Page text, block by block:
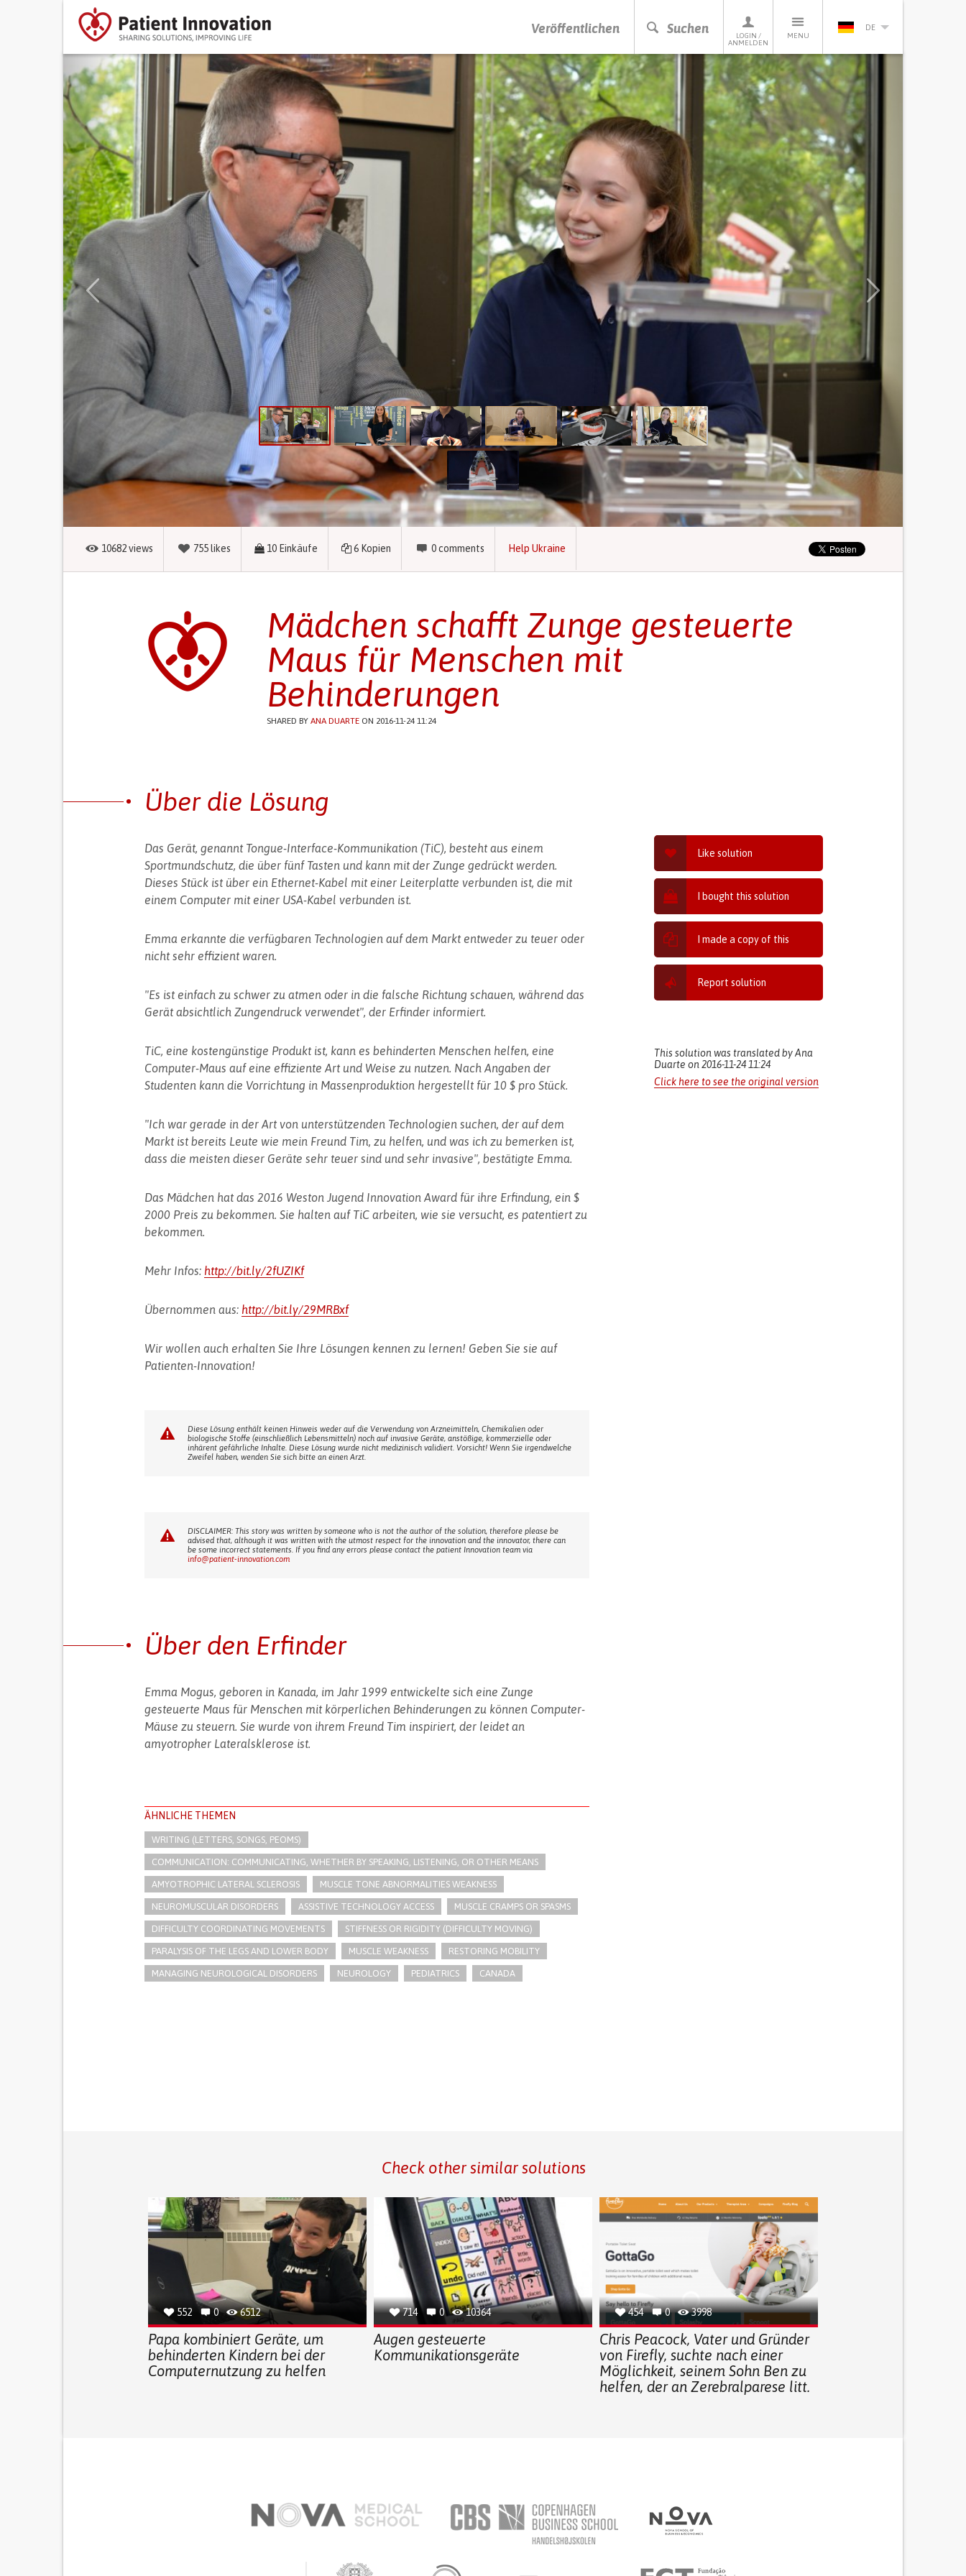
Veröffentlichen Suchen
LOGIN /
ANMELDEN
MENU
DE
DRÜCKEN SIE AUF ENTER UM DIE SUCHE ZU STARTEN
Previous
10682views 755 likes 10 Einkäufe 6 Kopien 0comments Help Ukraine
Mädchen schafft Zunge gesteuerte
Maus für Menschen mit
Behinderungen
SHARED BY ANA DUARTEON 2016-11-24 11:24
Like solution
I bought this solution
I made a copy of this
Report solution
This solution was translated by Ana
Duarte on 2016-11-24 11:24
Click here to see the original version
Über die Lösung
Das Gerät, genannt Tongue-Interface-Kommunikation (TiC), besteht aus einem
Sportmundschutz, die über fünf Tasten und kann mit der Zunge gedrückt werden.
Dieses Stück ist über ein Ethernet-Kabel mit einer Leiterplatte verbunden ist, die mit
einem Computer mit einer USA-Kabel verbunden ist.
Emma erkannte die verfügbaren Technologien auf dem Markt entweder zu teuer oder
nicht sehr effizient waren.
"Es ist einfach zu schwer zu atmen oder in die falsche Richtung schauen, während das
Gerät absichtlich Zungendruck verwendet", der Erfinder informiert.
TiC, eine kostengünstige Produkt ist, kann es behinderten Menschen helfen, eine
Computer-Maus auf eine effiziente Art und Weise zu nutzen. Nach Angaben der
Studenten kann die Vorrichtung in Massenproduktion hergestellt für 10 $ pro Stück.
"Ich war gerade in der Art von unterstützenden Technologien suchen, der auf dem
Markt ist bereits Leute wie mein Freund Tim, zu helfen, und was ich zu bemerken ist,
dass die meisten dieser Geräte sehr teuer sind und sehr invasive", bestätigte Emma.
Das Mädchen hat das 2016 Weston Jugend Innovation Award für ihre Erfindung, ein $
2000 Preis zu bekommen. Sie halten auf TiC arbeiten, wie sie versucht, es patentiert zu
bekommen.
Mehr Infos: http://bit.ly/2fUZIKf
Übernommen aus: http://bit.ly/29MRBxf
Wir wollen auch erhalten Sie Ihre Lösungen kennen zu lernen! Geben Sie sie auf
Patienten-Innovation!
Diese Lösung enthält keinen Hinweis weder auf die Verwendung von Arzneimitteln, Chemikalien oder
biologische Stoffe (einschließlich Lebensmitteln) noch auf invasive Geräte, anstößige, kommerzielle oder
inhärent gefährliche Inhalte. Diese Lösung wurde nicht medizinisch validiert. Vorsicht! Wenn Sie irgendwelche
Zweifel haben, wenden Sie sich bitte an einen Arzt.
DISCLAIMER: This story was written by someone who is not the author of the solution, therefore please be
advised that, although it was written with the utmost respect for the innovation and the innovator, there can
be some incorrect statements. If you find any errors please contact the patient Innovation team via
info@patient-innovation.com
Über den Erfinder
Emma Mogus, geboren in Kanada, im Jahr 1999 entwickelte sich eine Zunge
gesteuerte Maus für Menschen mit körperlichen Behinderungen zu können Computer-
Mäuse zu steuern. Sie wurde von ihrem Freund Tim inspiriert, der leidet an
amyotropher Lateralsklerose ist.
ÄHNLICHE THEMEN
WRITING (LETTERS, SONGS, PEOMS)
COMMUNICATION: COMMUNICATING, WHETHER BY SPEAKING, LISTENING, OR OTHER MEANS
AMYOTROPHIC LATERAL SCLEROSIS MUSCLE TONE ABNORMALITIES WEAKNESS
NEUROMUSCULAR DISORDERS ASSISTIVE TECHNOLOGY ACCESS MUSCLE CRAMPS OR SPASMS
DIFFICULTY COORDINATING MOVEMENTS STIFFNESS OR RIGIDITY (DIFFICULTY MOVING)
PARALYSIS OF THE LEGS AND LOWER BODY MUSCLE WEAKNESS RESTORING MOBILITY
MANAGING NEUROLOGICAL DISORDERS NEUROLOGY PEDIATRICS CANADA
Check other similar solutions
552 0 6512
Papa kombiniert Geräte, um
behinderten Kindern bei der
Computernutzung zu helfen
714 0 10364
Augen gesteuerte
Kommunikationsgeräte
454 0 3998
Chris Peacock, Vater und Gründer
von Firefly, suchte nach einer
Möglichkeit, seinem Sohn Ben zu
helfen, der an Zerebralparese litt.